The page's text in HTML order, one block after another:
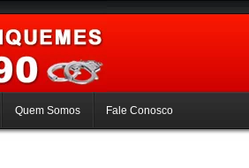
Quem Somos Fale Conosco